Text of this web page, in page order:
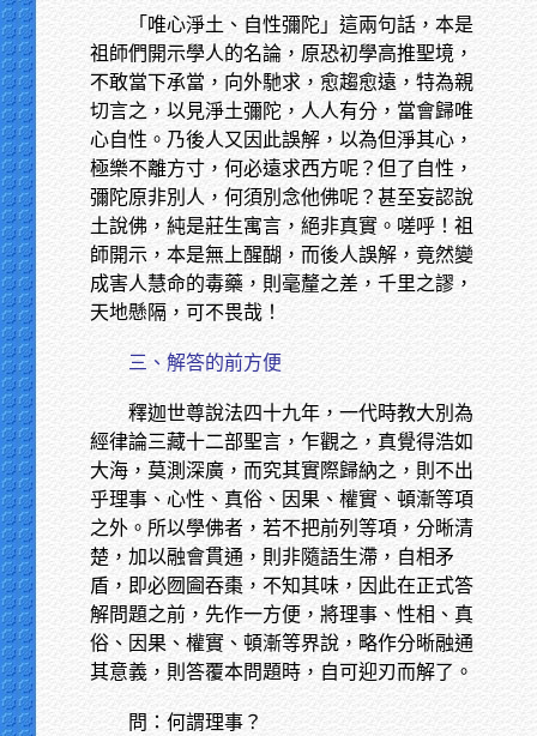
「唯心淨土、自性彌陀」這兩句話，本是
祖師們開示學人的名論，原恐初學高推聖境，
不敢當下承當，向外馳求，愈趨愈遠，特為親
切言之，以見淨土彌陀，人人有分，當會歸唯
心自性。乃後人又因此誤解，以為但淨其心，
極樂不離方寸，何必遠求西方呢？但了自性，
彌陀原非別人，何須別念他佛呢？甚至妄認說
土說佛，純是莊生寓言，絕非真實。嗟呼！祖
師開示，本是無上醒醐，而後人誤解，竟然變
成害人慧命的毒藥，則毫釐之差，千里之謬，
天地懸隔，可不畏哉！
三、解答的前方便
釋迦世尊說法四十九年，一代時教大別為
經律論三藏十二部聖言，乍觀之，真覺得浩如
大海，莫測深廣，而究其實際歸納之，則不出
乎理事、心性、真俗、因果、權實、頓漸等項
之外。所以學佛者，若不把前列等項，分晰清
楚，加以融會貫通，則非隨語生滯，自相矛
盾，即必囫圇吞棗，不知其味，因此在正式答
解問題之前，先作一方便，將理事、性相、真
俗、因果、權實、頓漸等界說，略作分晰融通
其意義，則答覆本問題時，自可迎刃而解了。
問：何謂理事？